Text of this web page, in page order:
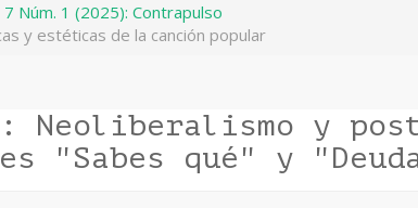
7 Núm. 1 (2025): Contrapulso
y estéticas de la canción popular
Neoliberalismo y
"Sabes qué" y